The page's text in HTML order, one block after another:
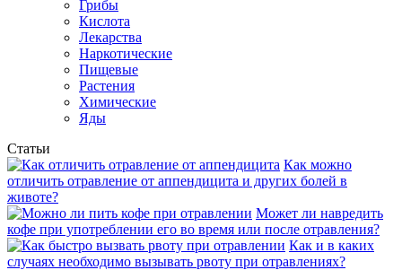
Грибы
Кислота
Лекарства
Наркотические
Пищевые
Растения
Химические
Яды
Статьи
Как можно
отличить отравление от аппендицита и других болей в
животе?
Может ли навредить
кофе при употреблении его во время или после отравления?
Как и в каких
случаях необходимо вызывать рвоту при отравлениях?